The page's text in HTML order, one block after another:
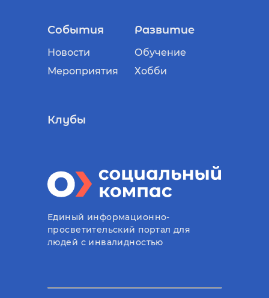
События
Новости
Мероприятия
Развитие
Обучение
Хобби
Клубы
Единый информационно-
просветительский портал для
людей с инвалидностью